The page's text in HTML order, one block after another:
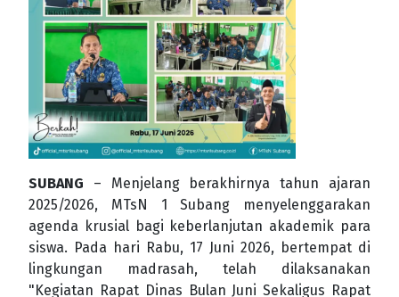
SUBANG – Menjelang berakhirnya tahun ajaran
2025/2026, MTsN 1 Subang menyelenggarakan
agenda krusial bagi keberlanjutan akademik para
siswa. Pada hari Rabu, 17 Juni 2026, bertempat di
lingkungan madrasah, telah dilaksanakan
"Kegiatan Rapat Dinas Bulan Juni Sekaligus Rapat